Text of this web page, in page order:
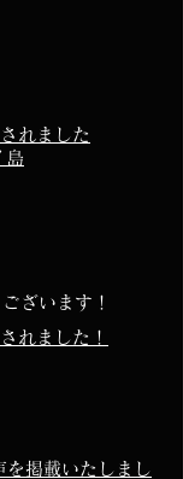
れました
島
ざいます！
れました！
を掲載いたしまし